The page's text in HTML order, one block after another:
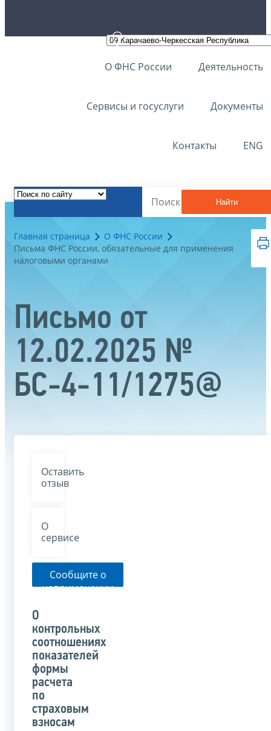
О ФНС России Деятельность
Сервисы и госуслуги Документы
Контакты ENG
Найти
Главная страница
О ФНС России
Письма ФНС России, обязательные для применения
налоговыми органами
Письмо от
12.02.2025 №
БС-4-11/1275@
Оставить
отзыв
О
сервисе
Сообщите о
неприменении
указанного
письма
О
контрольных
соотношениях
показателей
формы
расчета
по
страховым
взносам